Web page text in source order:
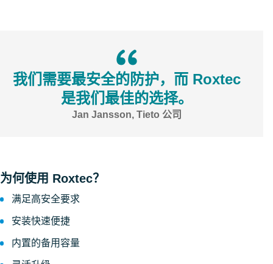
我们需要最安全的防护，而 Roxtec
是我们最佳的选择。
Jan Jansson, Tieto 公司
为何使用 Roxtec？
满足高安全要求
安装快速便捷
内置的备用容量